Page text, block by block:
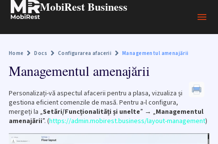
MobiRest Business
Home Docs Configurarea afacerii Managementul amenajării
Managementul amenajării
Personalizați-vă aspectul afacerii pentru a plasa, vizualiza și
gestiona eficient comenzile de masă. Pentru a-l configura,
mergeți la „Setări/Funcționalități și unelte” → „Managementul
amenajării”. (https://admin.mobirest.business/layout-management)